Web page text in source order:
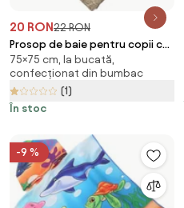
20 RON22 RON
Prosop de baie pentru copii cu
gluga MILO 75x75 cm, bej
75×75 cm, la bucată,
confecționat din bumbac
(1)
În stoc
-9 %